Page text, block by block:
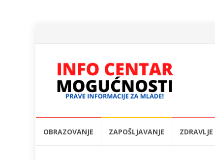
OBRAZOVANJE ZAPOŠLJAVANJE ZDRAVLJE